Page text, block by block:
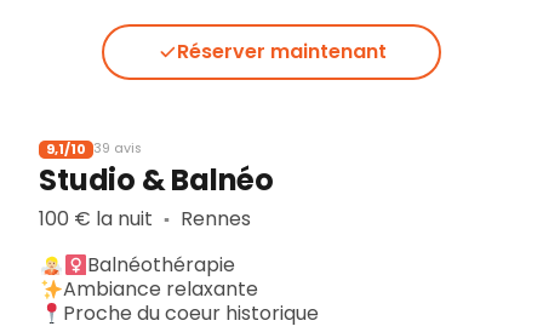
Réserver maintenant
9,1/10 39 avis
Studio & Balnéo
100 € la nuit ▪︎ Rennes
Balnéothérapie
Ambiance relaxante
Proche du coeur historique